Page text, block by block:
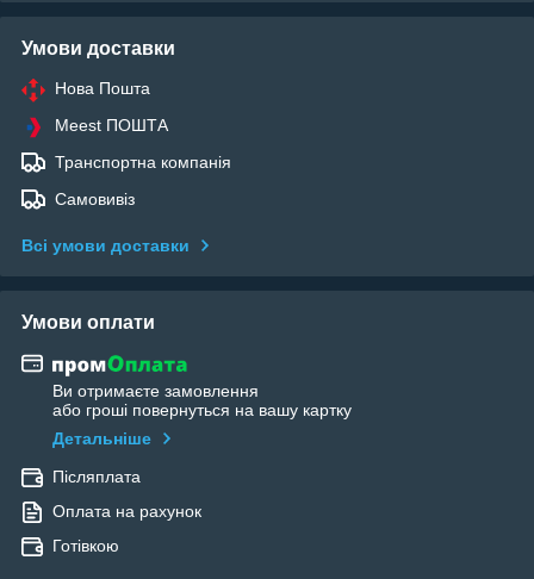
Умови доставки
Нова Пошта
Meest ПОШТА
Транспортна компанія
Самовивіз
Всі умови доставки
Умови оплати
Ви отримаєте замовлення
або гроші повернуться на вашу картку
Детальніше
Післяплата
Оплата на рахунок
Готівкою